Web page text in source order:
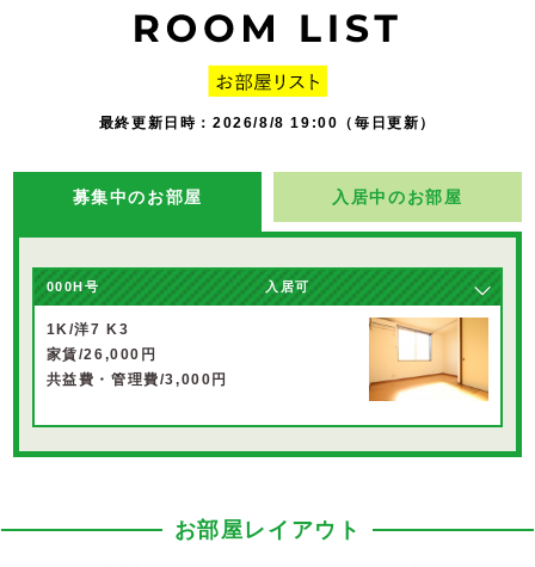
最終更新日時：2026/8/8 19:00（毎日更新）
募集中のお部屋 入居中のお部屋
000H号 入居可
1K/洋7 K3
家賃/26,000円
共益費・管理費/3,000円
お部屋レイアウト